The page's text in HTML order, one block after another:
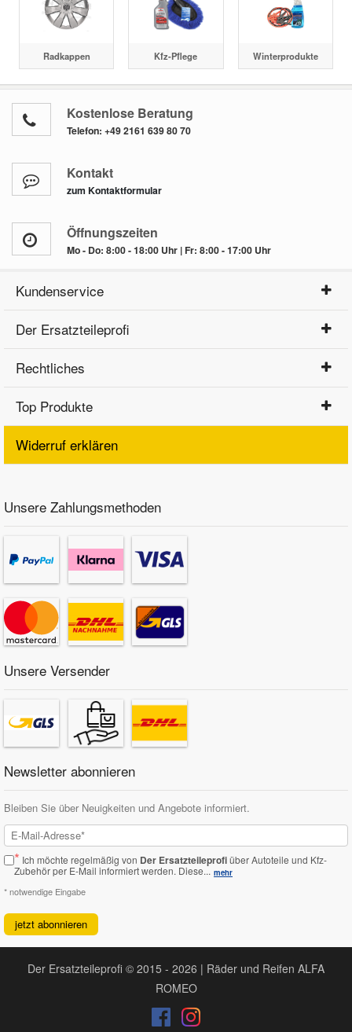
Radkappen Kfz-Pflege Winterprodukte
Kostenlose Beratung
Telefon: +49 2161 639 80 70
Kontakt
zum Kontaktformular
Öffnungszeiten
Mo - Do: 8:00 - 18:00 Uhr | Fr: 8:00 - 17:00 Uhr
Kundenservice
Der Ersatzteileprofi
Rechtliches
Top Produkte
Widerruf erklären
Unsere Zahlungsmethoden
Unsere Versender
Newsletter abonnieren
Bleiben Sie über Neuigkeiten und Angebote informiert.
* Ich möchte regelmäßig von Der Ersatzteileprofiüber Autoteile und Kfz-
Zubehör per E-Mail informiert werden. Diese... mehr
* notwendige Eingabe
jetzt abonnieren
Der Ersatzteileprofi © 2015 - 2026 | Räder und Reifen ALFA
ROMEO